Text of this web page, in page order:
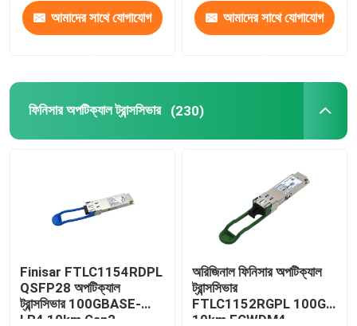
আমাদের সাথে যোগাযোগ আমাদের সাথে যোগাযোগ
ফিনিসার অপটিক্যাল ট্রান্সসিভার (230)
Finisar FTLC1154RDPL
QSFP28 অপটিক্যাল
ট্রান্সসিভার 100GBASE-
LR4 10km Gen2
অরিজিনাল ফিনিসার অপটিক্যাল
ট্রান্সসিভার
FTLC1152RGPL 100G
10km ECWDM4